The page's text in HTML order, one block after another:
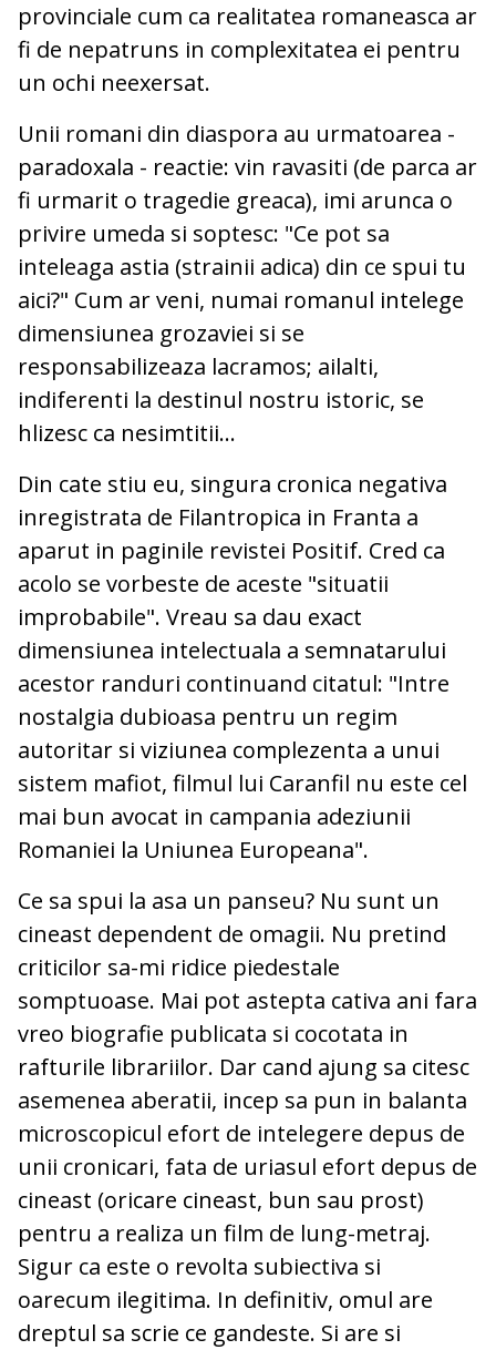
provinciale cum ca realitatea romaneasca ar
fi de nepatruns in complexitatea ei pentru
un ochi neexersat.
Unii romani din diaspora au urmatoarea -
paradoxala - reactie: vin ravasiti (de parca ar
fi urmarit o tragedie greaca), imi arunca o
privire umeda si soptesc: "Ce pot sa
inteleaga astia (strainii adica) din ce spui tu
aici?" Cum ar veni, numai romanul intelege
dimensiunea grozaviei si se
responsabilizeaza lacramos; ailalti,
indiferenti la destinul nostru istoric, se
hlizesc ca nesimtitii...
Din cate stiu eu, singura cronica negativa
inregistrata de Filantropica in Franta a
aparut in paginile revistei Positif. Cred ca
acolo se vorbeste de aceste "situatii
improbabile". Vreau sa dau exact
dimensiunea intelectuala a semnatarului
acestor randuri continuand citatul: "Intre
nostalgia dubioasa pentru un regim
autoritar si viziunea complezenta a unui
sistem mafiot, filmul lui Caranfil nu este cel
mai bun avocat in campania adeziunii
Romaniei la Uniunea Europeana".
Ce sa spui la asa un panseu? Nu sunt un
cineast dependent de omagii. Nu pretind
criticilor sa-mi ridice piedestale
somptuoase. Mai pot astepta cativa ani fara
vreo biografie publicata si cocotata in
rafturile librariilor. Dar cand ajung sa citesc
asemenea aberatii, incep sa pun in balanta
microscopicul efort de intelegere depus de
unii cronicari, fata de uriasul efort depus de
cineast (oricare cineast, bun sau prost)
pentru a realiza un film de lung-metraj.
Sigur ca este o revolta subiectiva si
oarecum ilegitima. In definitiv, omul are
dreptul sa scrie ce gandeste. Si are si